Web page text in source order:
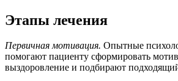
Этапы лечения
Первичная мотивация. Опытные
помогают пациенту сформировать
выздоровление и подбирают